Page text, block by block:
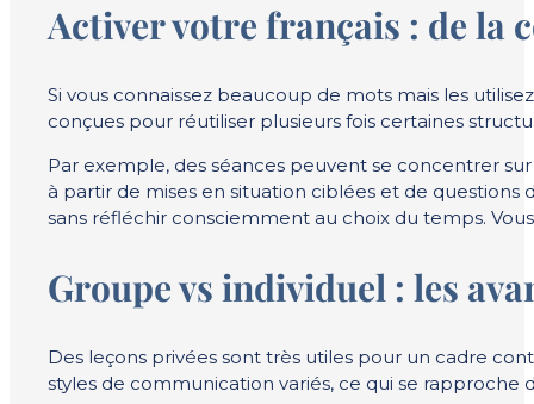
Activer votre français : de la
Si vous connaissez beaucoup de mots mais les
conçues pour réutiliser plusieurs fois certaines
Par exemple, des séances peuvent se concentrer
à partir de mises en situation ciblées et de
sans réfléchir consciemment au choix du temps.
Groupe vs individuel : les
Des leçons privées sont très utiles pour un cadre
styles de communication variés, ce qui se rapproche